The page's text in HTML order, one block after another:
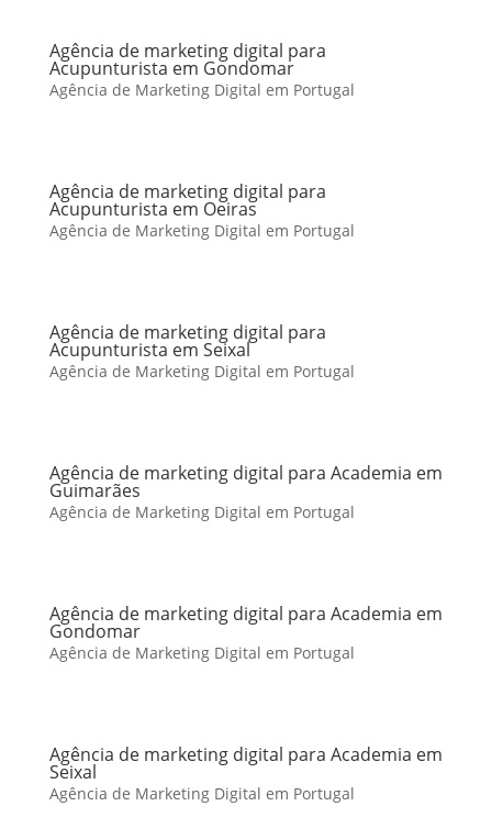
Agência de marketing digital para
Acupunturista em Gondomar
Agência de Marketing Digital em Portugal
Agência de marketing digital para
Acupunturista em Oeiras
Agência de Marketing Digital em Portugal
Agência de marketing digital para
Acupunturista em Seixal
Agência de Marketing Digital em Portugal
Agência de marketing digital para Academia em
Guimarães
Agência de Marketing Digital em Portugal
Agência de marketing digital para Academia em
Gondomar
Agência de Marketing Digital em Portugal
Agência de marketing digital para Academia em
Seixal
Agência de Marketing Digital em Portugal